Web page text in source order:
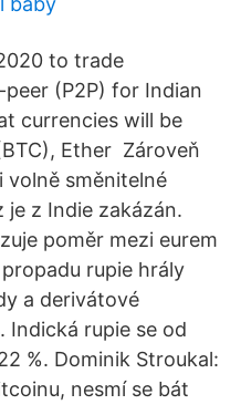
to trade
(P2P) for Indian
currencies will be
Ether Zároveň
volně směnitelné
je z Indie zakázán.
poměr mezi eurem
rupie hrály
a derivátové
Indická rupie se od
%. Dominik Stroukal:
nesmí se bát